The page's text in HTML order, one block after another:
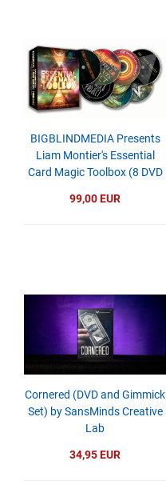
BIGBLINDMEDIA Presents
Liam Montier's Essential
Card Magic Toolbox (8 DVD
99,00 EUR
Cornered (DVD and Gimmick
Set) by SansMinds Creative
Lab
34,95 EUR